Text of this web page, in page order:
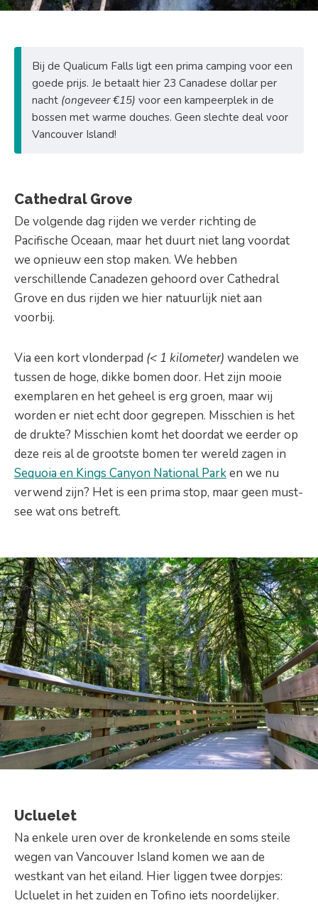
Bij de Qualicum Falls ligt een prima camping voor een
goede prijs. Je betaalt hier 23 Canadese dollar per
nacht (ongeveer €15) voor een kampeerplek in de
bossen met warme douches. Geen slechte deal voor
Vancouver Island!
Cathedral Grove
De volgende dag rijden we verder richting de
Pacifische Oceaan, maar het duurt niet lang voordat
we opnieuw een stop maken. We hebben
verschillende Canadezen gehoord over Cathedral
Grove en dus rijden we hier natuurlijk niet aan
voorbij.
Via een kort vlonderpad (< 1 kilometer) wandelen we
tussen de hoge, dikke bomen door. Het zijn mooie
exemplaren en het geheel is erg groen, maar wij
worden er niet echt door gegrepen. Misschien is het
de drukte? Misschien komt het doordat we eerder op
deze reis al de grootste bomen ter wereld zagen in
Sequoia en Kings Canyon National Parken we nu
verwend zijn? Het is een prima stop, maar geen must-
see wat ons betreft.
Ucluelet
Na enkele uren over de kronkelende en soms steile
wegen van Vancouver Island komen we aan de
westkant van het eiland. Hier liggen twee dorpjes:
Ucluelet in het zuiden en Tofino iets noordelijker.